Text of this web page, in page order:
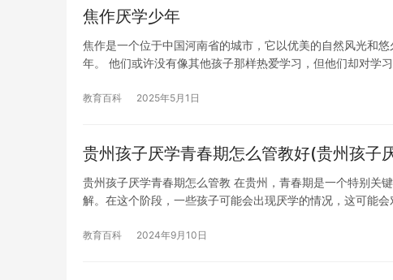
焦作厌学少年
焦作是一个位于中国河南省的城市，它以优美的自然风光和
年。 他们或许没有像其他孩子那样热爱学习，但他们却对学
教育百科 2025年5月1日
贵州孩子厌学青春期怎么管教好(贵州孩子
贵州孩子厌学青春期怎么管教 在贵州，青春期是一个特别关
解。在这个阶段，一些孩子可能会出现厌学的情况，这可能
教育百科 2024年9月10日